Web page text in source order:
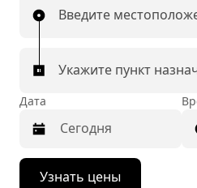
Введите
Укажите пункт
Дата
Нажмите
стрелку
Узнать цены